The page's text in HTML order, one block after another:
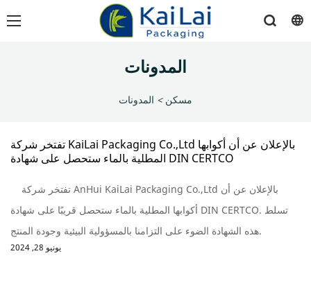
المدونات
مسكن > المدونات
تفتخر شركة KaiLai Packaging Co.,Ltd بالإعلان عن أن أكوابها
المطلية بالماء ستحصل على شهادة DIN CERTCO
أكوابها المطلية بالماء ستحصل قريبًا على شهادة DIN CERTCO. تسلط
هذه الشهادة الضوء على التزامنا بالمسؤولية البيئية وجودة المنتج.
يونيو 28, 2024